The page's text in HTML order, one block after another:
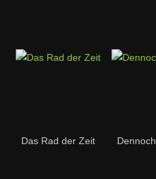
Das Rad der Zeit Dennoch